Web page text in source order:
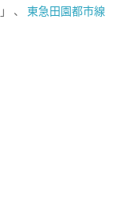
」 、 東急田園都市線